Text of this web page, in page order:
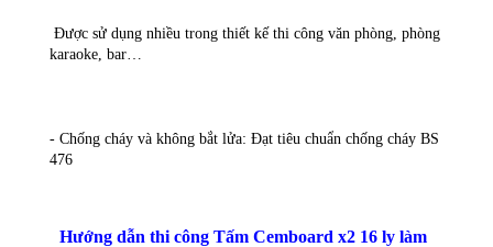
karaoke, bar…
- Chống cháy và không bắt lửa: Đạt tiêu chuẩn chống cháy BS
476
Hướng dẫn thi công Tấm Cemboard x2 16 ly làm